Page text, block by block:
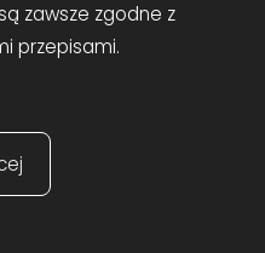
zawsze zgodne z
przepisami.